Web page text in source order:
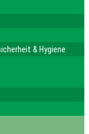
& Hygiene